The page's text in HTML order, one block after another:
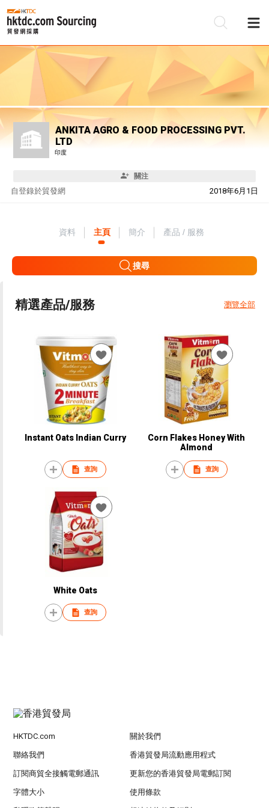
ANKITA AGRO & FOOD PROCESSING PVT.
LTD
印度
關注
自 2018年6月1日
登錄於貿發網
資料 主頁 簡介 產品 / 服務
搜尋
精選產品/服務 瀏覽全部
Instant Oats Indian Curry
查詢
Corn Flakes Honey With
Almond
查詢
White Oats
查詢
HKTDC.com 關於我們
聯絡我們 香港貿發局流動應用程式
訂閱商貿全接觸電郵通訊 更新您的香港貿發局電郵訂閱
字體大小 使用條款